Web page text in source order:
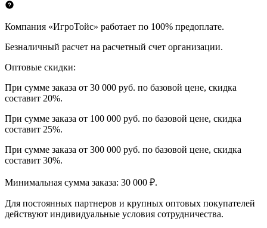
Компания «ИгроТойс» работает по 100% предоплате.
Безналичный расчет на расчетный счет организации.
Оптовые скидки:
При сумме заказа от 30 000 руб. по базовой цене, скидка
составит 20%.
При сумме заказа от 100 000 руб. по базовой цене, скидка
составит 25%.
При сумме заказа от 300 000 руб. по базовой цене, скидка
составит 30%.
Минимальная сумма заказа: 30 000 ₽.
Для постоянных партнеров и крупных оптовых покупателей
действуют индивидуальные условия сотрудничества.